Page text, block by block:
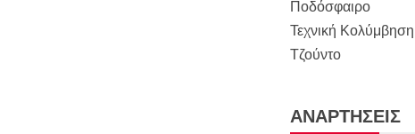
Ποδόσφαιρο
Τεχνική Κολύμβηση
Τζούντο
ΑΝΑΡΤΉΣΕΙΣ